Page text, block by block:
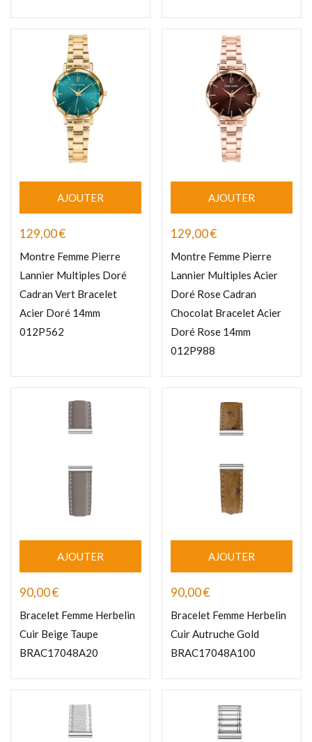
AJOUTER
129,00€
Montre Femme Pierre
Lannier Multiples Doré
Cadran Vert Bracelet
Acier Doré 14mm
012P562
AJOUTER
129,00€
Montre Femme Pierre
Lannier Multiples Acier
Doré Rose Cadran
Chocolat Bracelet Acier
Doré Rose 14mm
012P988
AJOUTER
90,00€
Bracelet Femme Herbelin
Cuir Beige Taupe
BRAC17048A20
AJOUTER
90,00€
Bracelet Femme Herbelin
Cuir Autruche Gold
BRAC17048A100